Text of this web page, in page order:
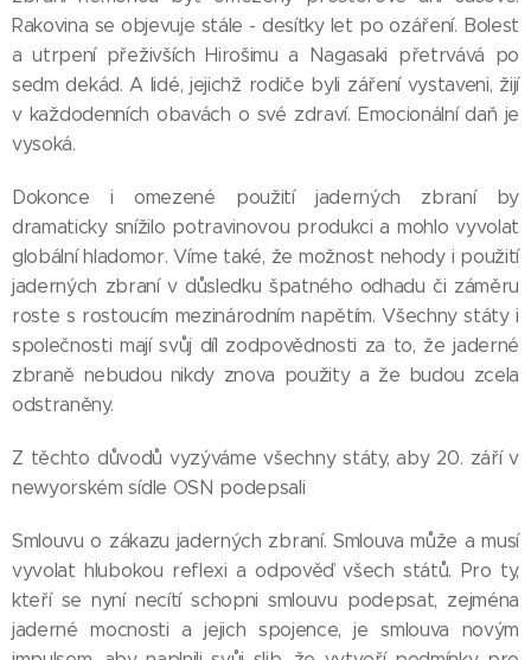
Rakovina se objevuje stále - desítky let po ozáření. Bolest
a utrpení přeživších Hirošimu a Nagasaki přetrvává po
sedm dekád. A lidé, jejichž rodiče byli záření vystaveni, žijí
v každodenních obavách o své zdraví. Emocionální daň je
vysoká.
Dokonce i omezené použití jaderných zbraní by
dramaticky snížilo potravinovou produkci a mohlo vyvolat
globální hladomor. Víme také, že možnost nehody i použití
jaderných zbraní v důsledku špatného odhadu či záměru
roste s rostoucím mezinárodním napětím. Všechny státy i
společnosti mají svůj díl zodpovědnosti za to, že jaderné
zbraně nebudou nikdy znova použity a že budou zcela
odstraněny.
Z těchto důvodů vyzýváme všechny státy, aby 20. září v
newyorském sídle OSN podepsali
Smlouvu o zákazu jaderných zbraní. Smlouva může a musí
vyvolat hlubokou reflexi a odpověď všech států. Pro ty,
kteří se nyní necítí schopni smlouvu podepsat, zejména
jaderné mocnosti a jejich spojence, je smlouva novým